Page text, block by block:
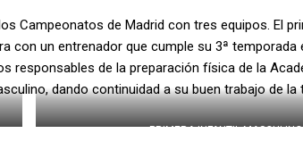
Campeonatos de Madrid con tres equipos. El
con un entrenador que cumple su 3ª temporada
responsables de la preparación física de la
dando continuidad a su buen trabajo de la
PRIMERA INFANTIL MASCULINO